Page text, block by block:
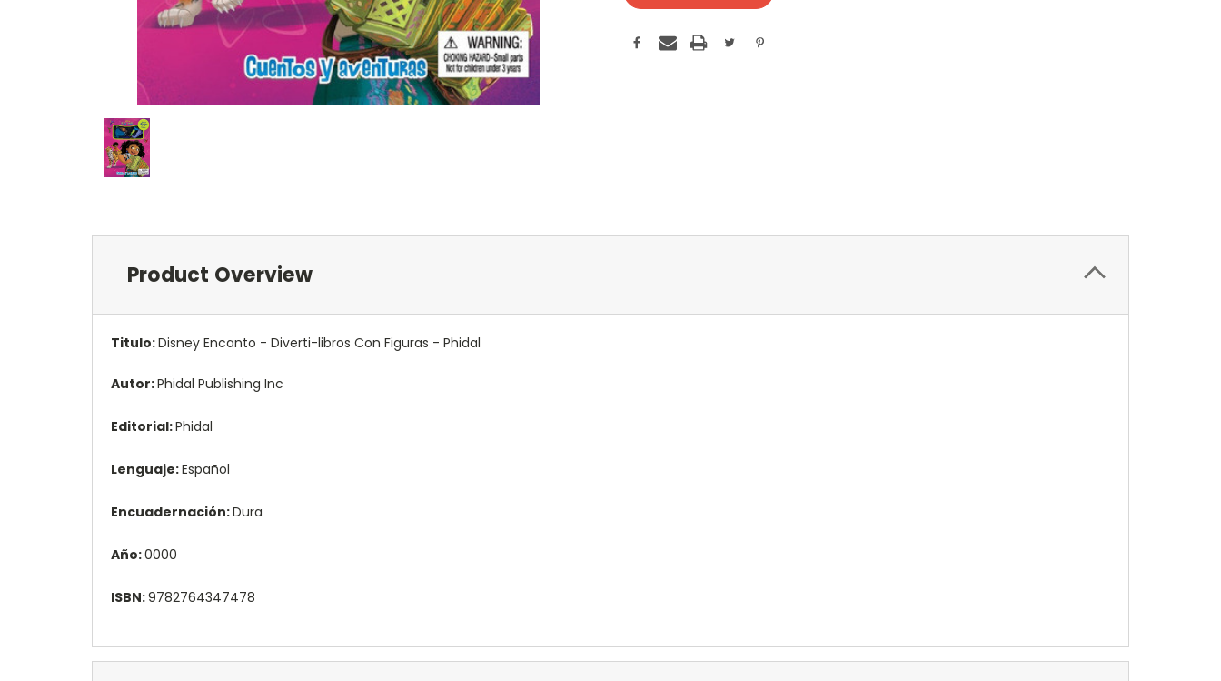
Product Overview
Titulo:Disney Encanto - Diverti-libros Con Figuras - Phidal
Autor:Phidal Publishing Inc
Editorial:Phidal
Lenguaje:Español
Encuadernación:Dura
Año:0000
ISBN:9782764347478